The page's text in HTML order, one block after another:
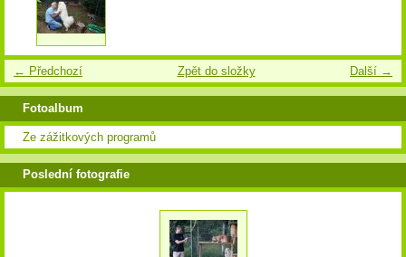
← Předchozí Další →
Zpět do složky
Fotoalbum
Ze zážitkových programů
Poslední fotografie